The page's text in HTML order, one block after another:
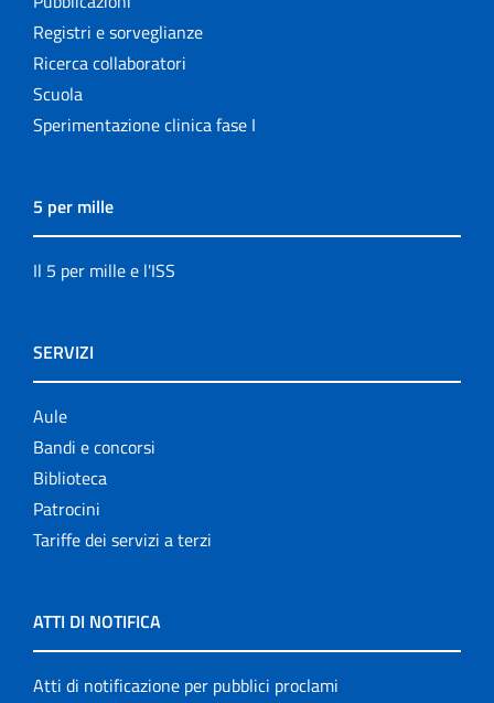
Registri e sorveglianze
Ricerca collaboratori
Scuola
Sperimentazione clinica fase I
5 per mille
Il 5 per mille e l'ISS
SERVIZI
Aule
Bandi e concorsi
Biblioteca
Patrocini
Tariffe dei servizi a terzi
ATTI DI NOTIFICA
Atti di notificazione per pubblici proclami